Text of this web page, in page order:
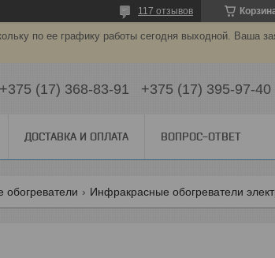
117 отзывов
по ее графику работы сегодня выходной. Ваша
+375 (17) 368-83-91 +375 (17) 395-97-40
ДОСТАВКА И ОПЛАТА ВОПРОС-ОТВЕТ
обогреватели Инфракрасные обогреватели